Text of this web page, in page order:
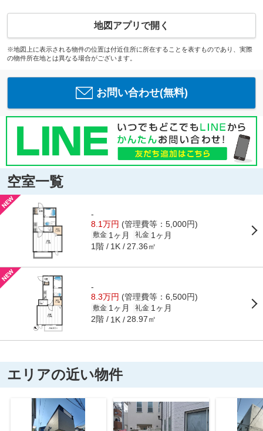
地図アプリで開く
※地図上に表示される物件の位置は付近住所に所在することを表すものであり、実際
の物件所在地とは異なる場合がございます。
お問い合わせ(無料)
空室一覧
-
8.1万円 (管理費等：5,000円)
敷金 1ヶ月 礼金 1ヶ月
1階 1K 27.36㎡
-
8.3万円 (管理費等：6,500円)
敷金 1ヶ月 礼金 1ヶ月
2階 1K 28.97㎡
エリアの近い物件